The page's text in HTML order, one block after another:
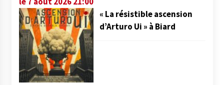
« La résistible ascension
d’Arturo Ui » à Biard